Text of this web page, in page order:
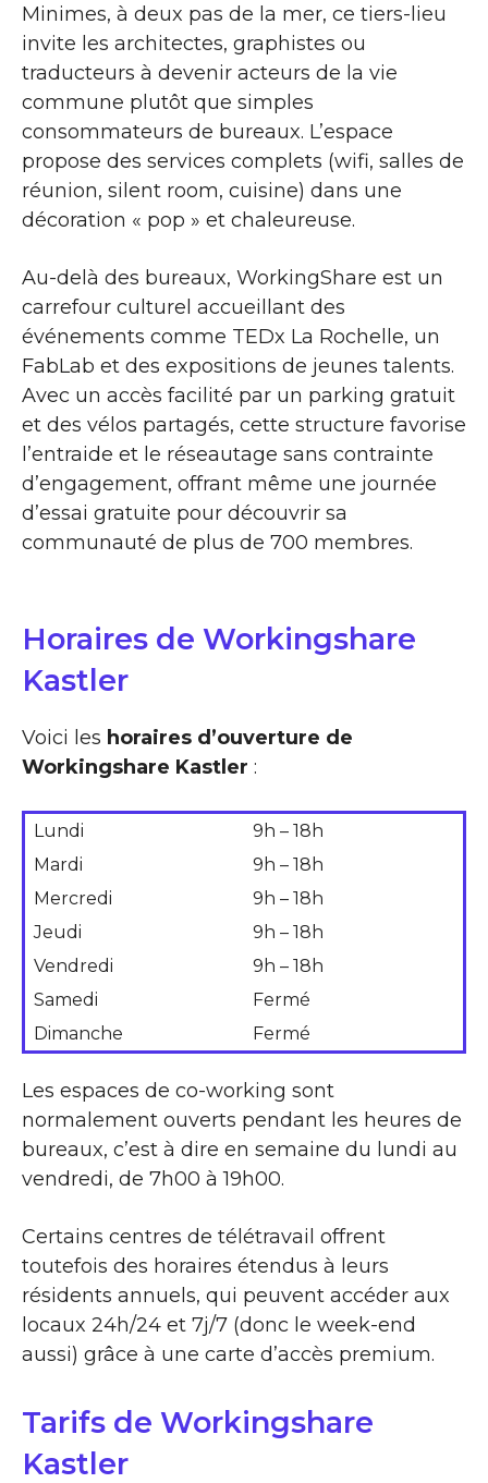
Minimes, à deux pas de la mer, ce tiers-lieu
invite les architectes, graphistes ou
traducteurs à devenir acteurs de la vie
commune plutôt que simples
consommateurs de bureaux. L’espace
propose des services complets (wifi, salles de
réunion, silent room, cuisine) dans une
décoration « pop » et chaleureuse.
Au-delà des bureaux, WorkingShare est un
carrefour culturel accueillant des
événements comme TEDx La Rochelle, un
FabLab et des expositions de jeunes talents.
Avec un accès facilité par un parking gratuit
et des vélos partagés, cette structure favorise
l’entraide et le réseautage sans contrainte
d’engagement, offrant même une journée
d’essai gratuite pour découvrir sa
communauté de plus de 700 membres.
Horaires de Workingshare
Kastler
Voici les horaires d’ouverture de
Workingshare Kastler :
Lundi
9h – 18h
Mardi
9h – 18h
Mercredi
9h – 18h
Jeudi
9h – 18h
Vendredi
9h – 18h
Samedi
Fermé
Dimanche
Fermé
Les espaces de co-working sont
normalement ouverts pendant les heures de
bureaux, c’est à dire en semaine du lundi au
vendredi, de 7h00 à 19h00.
Certains centres de télétravail offrent
toutefois des horaires étendus à leurs
résidents annuels, qui peuvent accéder aux
locaux 24h/24 et 7j/7 (donc le week-end
aussi) grâce à une carte d’accès premium.
Tarifs de Workingshare
Kastler